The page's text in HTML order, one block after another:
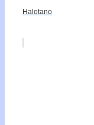
Halotano